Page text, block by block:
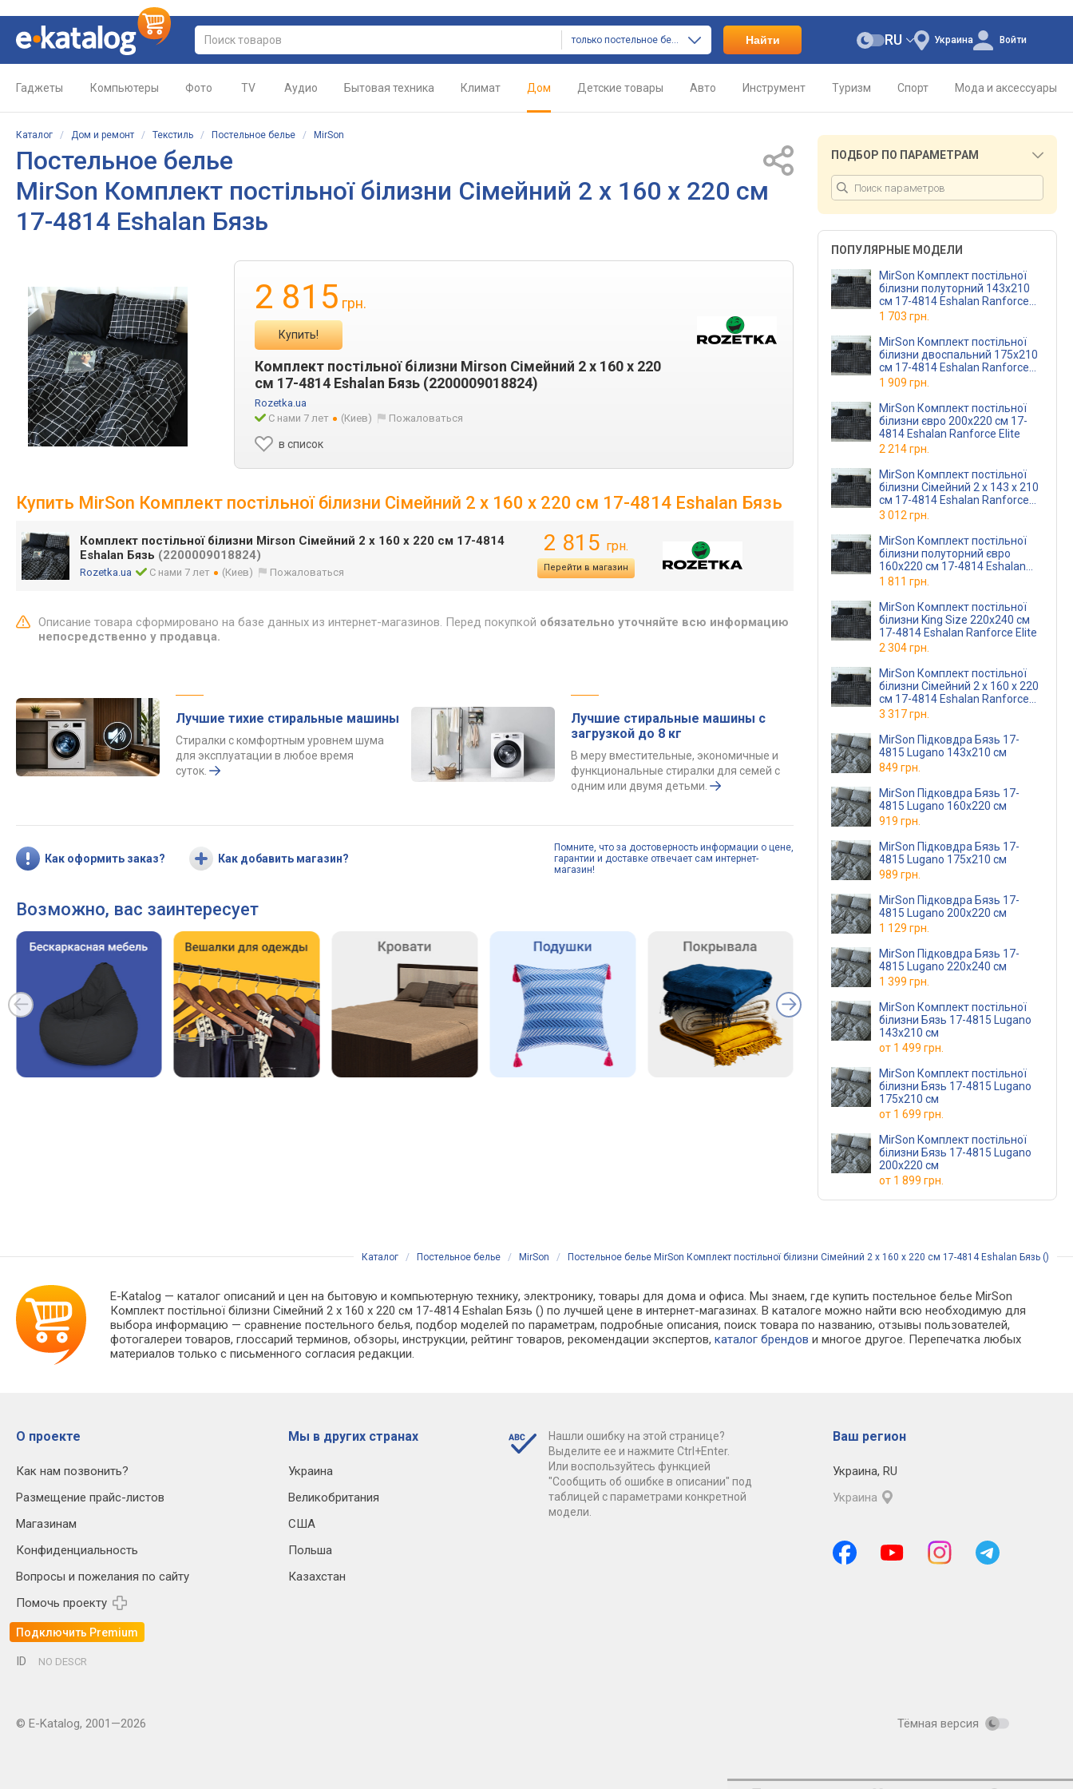
только постельное белье Найти Украина
RU Войти
Гаджеты Компьютеры Фото TV Аудио Бытовая техника Климат Дом Детские товары Авто Инструмент Туризм Спорт Мода и аксессуары
Каталог / Дом и ремонт / Текстиль / Постельное белье / MirSon
Постельное белье
MirSon Комплект постільної білизни Сімейний 2 x 160 x 220 см
17-4814 Eshalan Бязь
2 815 грн.
Купить!
Комплект постільної білизни Mirson Сімейний 2 x 160 x 220
см 17-4814 Eshalan Бязь (2200009018824)
Rozetka.ua
С нами 7 лет
(Киев) Пожаловаться
в список
Купить MirSon Комплект постільної білизни Сімейний 2 x 160 x 220 см 17-4814 Eshalan Бязь
Комплект постільної білизни Mirson Сімейний 2 x 160 x 220 см 17-4814
Eshalan Бязь (2200009018824)
Rozetka.ua С нами 7 лет (Киев) Пожаловаться
2 815 грн.
Перейти в магазин
Описание товара сформировано на базе данных из интернет-магазинов. Перед покупкой обязательно уточняйте всю информацию
непосредственно у продавца.
Лучшие тихие стиральные машины
Стиралки с комфортным уровнем шума
для эксплуатации в любое время
суток.
Лучшие стиральные машины с
загрузкой до 8 кг
В меру вместительные, экономичные и
функциональные стиралки для семей с
одним или двумя детьми.
Как оформить заказ? Как добавить магазин?
Помните, что за достоверность информации о цене,
гарантии и доставке отвечает сам интернет-
магазин!
Возможно, вас заинтересует
ПОДБОР ПО ПАРАМЕТРАМ
ПОПУЛЯРНЫЕ МОДЕЛИ
MirSon Комплект постільної
білизни полуторний 143x210
см 17-4814 Eshalan Ranforce
Elite
1 703 грн.
MirSon Комплект постільної
білизни двоспальний 175x210
см 17-4814 Eshalan Ranforce
Elite
1 909 грн.
MirSon Комплект постільної
білизни євро 200x220 см 17-
4814 Eshalan Ranforce Elite
2 214 грн.
MirSon Комплект постільної
білизни Сімейний 2 x 143 x 210
см 17-4814 Eshalan Ranforce
Elite
3 012 грн.
MirSon Комплект постільної
білизни полуторний євро
160x220 см 17-4814 Eshalan
Ranforce Elite
1 811 грн.
MirSon Комплект постільної
білизни King Size 220x240 см
17-4814 Eshalan Ranforce Elite
2 304 грн.
MirSon Комплект постільної
білизни Сімейний 2 x 160 x 220
см 17-4814 Eshalan Ranforce
Elite
3 317 грн.
MirSon Підковдра Бязь 17-
4815 Lugano 143x210 см
849 грн.
MirSon Підковдра Бязь 17-
4815 Lugano 160x220 см
919 грн.
MirSon Підковдра Бязь 17-
4815 Lugano 175x210 см
989 грн.
MirSon Підковдра Бязь 17-
4815 Lugano 200x220 см
1 129 грн.
MirSon Підковдра Бязь 17-
4815 Lugano 220x240 см
1 399 грн.
MirSon Комплект постільної
білизни Бязь 17-4815 Lugano
143х210 см
от 1 499 грн.
MirSon Комплект постільної
білизни Бязь 17-4815 Lugano
175х210 см
от 1 699 грн.
MirSon Комплект постільної
білизни Бязь 17-4815 Lugano
200х220 см
от 1 899 грн.
Каталог / Постельное белье / MirSon / Постельное белье MirSon Комплект постільної білизни Сімейний 2 x 160 x 220 см 17-4814 Eshalan Бязь ()
E-Katalog — каталог описаний и цен на бытовую и компьютерную технику, электронику, товары для дома и офиса. Мы знаем, где купить постельное белье MirSon
Комплект постільної білизни Сімейний 2 x 160 x 220 см 17-4814 Eshalan Бязь () по лучшей цене в интернет-магазинах. В каталоге можно найти всю необходимую для
выбора информацию — сравнение постельного белья, подбор моделей по параметрам, подробные описания, поиск товара по названию, отзывы пользователей,
фотогалереи товаров, глоссарий терминов, обзоры, инструкции, рейтинг товаров, рекомендации экспертов,каталог брендов и многое другое. Перепечатка любых
материалов только с письменного согласия редакции.
О проекте
Как нам позвонить?
Размещение прайс-листов
Магазинам
Конфиденциальность
Вопросы и пожелания по сайту
Помочь проекту
Подключить Premium
Мы в других странах
Украина
Великобритания
США
Польша
Казахстан
Нашли ошибку на этой странице?
Выделите ее и нажмите Ctrl+Enter.
Или воспользуйтесь функцией
"Сообщить об ошибке в описании" под
таблицей с параметрами конкретной
модели.
Ваш регион
Украина, RU
Украина
ID NO DESCR
© E-Katalog, 2001—2026 Тёмная версия